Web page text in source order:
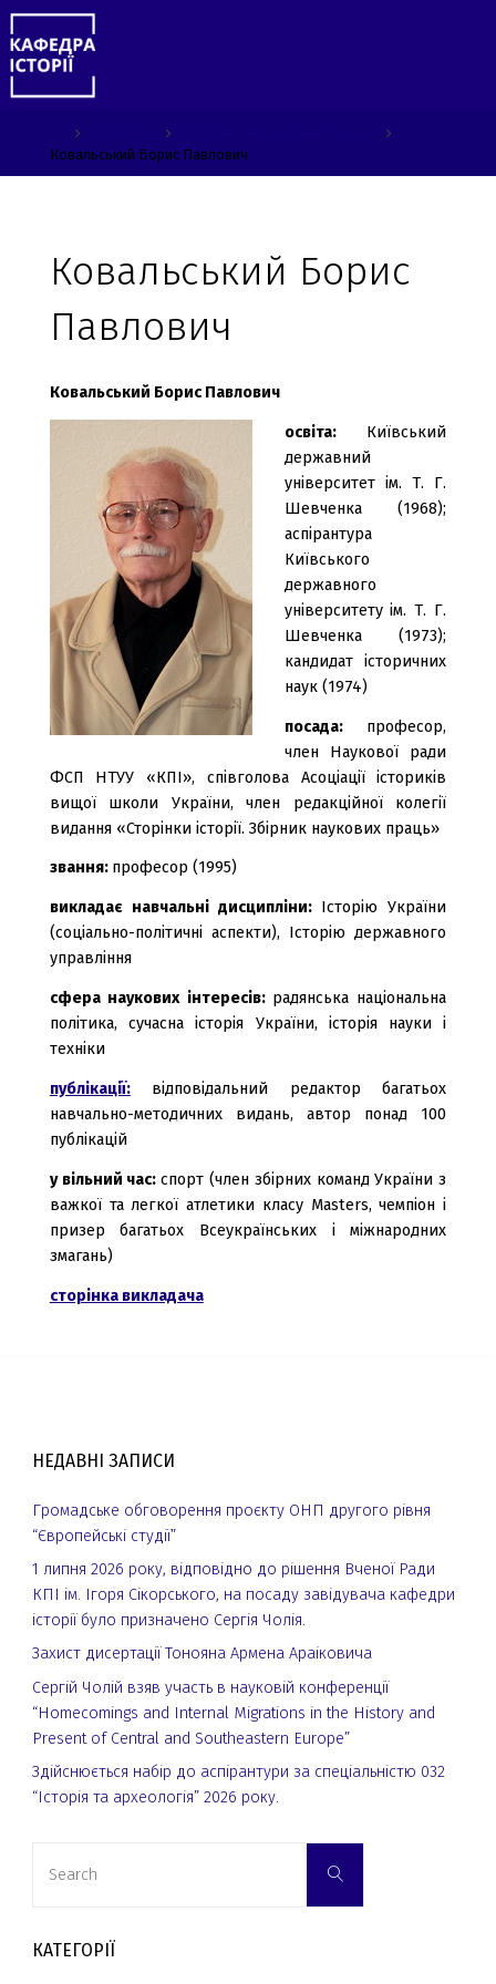
Skip
to
content
Home
Ковальський Борис Павлович
Ковальський Борис
Павлович
Ковальський Борис Павлович
освіта: Київський
державний
університет ім. Т. Г.
Шевченка (1968);
аспірантура
Київського
державного
університету ім. Т. Г.
Шевченка (1973);
кандидат історичних
наук (1974)
посада: професор,
член Наукової ради
ФСП НТУУ «КПІ», співголова Асоціації істориків
вищої школи України, член редакційної колегії
видання «Сторінки історії. Збірник наукових праць»
звання: професор (1995)
викладає навчальні дисципліни: Історію України
(соціально-політичні аспекти), Історію державного
управління
сфера наукових інтересів: радянська національна
політика, сучасна історія України, історія науки і
техніки
публікації:відповідальний редактор багатьох
навчально-методичних видань, автор понад 100
публікацій
у вільний час:спорт (член збірних команд України з
важкої та легкої атлетики класу Masters, чемпіон і
призер багатьох Всеукраїнських і міжнародних
змагань)
сторінка викладача
НЕДАВНІ ЗАПИСИ
Громадське обговорення проєкту ОНП другого рівня
“Європейські студії”
1 липня 2026 року, відповідно до рішення Вченої Ради
КПІ ім. Ігоря Сікорського, на посаду завідувача кафедри
історії було призначено Сергія Чолія.
Захист дисертації Тонояна Армена Араіковича
Сергій Чолій взяв участь в науковій конференції
“Homecomings and Internal Migrations in the History and
Present of Central and Southeastern Europe”
Здійснюється набір до аспірантури за спеціальністю 032
“Історія та археологія” 2026 року.
Search
КАТЕГОРІЇ